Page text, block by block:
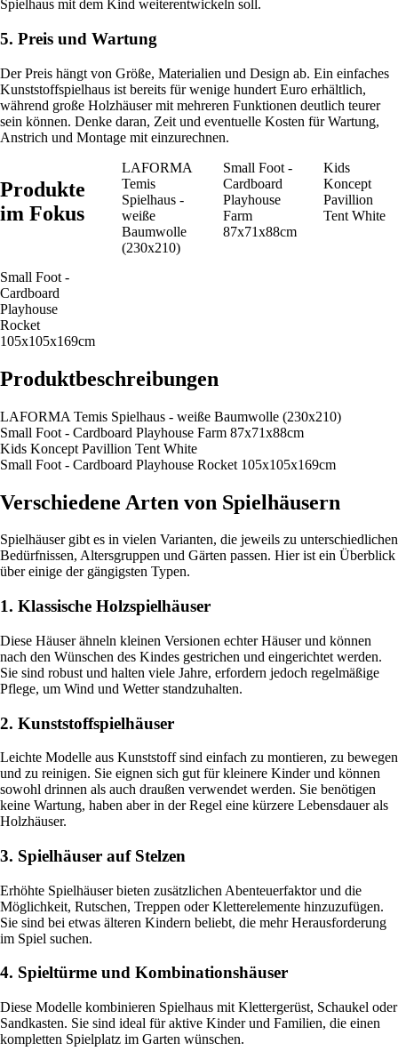
Spielhaus mit dem Kind weiterentwickeln soll.
5. Preis und Wartung
Der Preis hängt von Größe, Materialien und Design ab. Ein einfaches
Kunststoffspielhaus ist bereits für wenige hundert Euro erhältlich,
während große Holzhäuser mit mehreren Funktionen deutlich teurer
sein können. Denke daran, Zeit und eventuelle Kosten für Wartung,
Anstrich und Montage mit einzurechnen.
Produkte
im Fokus
LAFORMA
Temis
Spielhaus -
weiße
Baumwolle
(230x210)
Small Foot -
Cardboard
Playhouse
Farm
87x71x88cm
Kids
Koncept
Pavillion
Tent White
Small Foot -
Cardboard
Playhouse
Rocket
105x105x169cm
Produktbeschreibungen
LAFORMA Temis Spielhaus - weiße Baumwolle (230x210)
Small Foot - Cardboard Playhouse Farm 87x71x88cm
Kids Koncept Pavillion Tent White
Small Foot - Cardboard Playhouse Rocket 105x105x169cm
Verschiedene Arten von Spielhäusern
Spielhäuser gibt es in vielen Varianten, die jeweils zu unterschiedlichen
Bedürfnissen, Altersgruppen und Gärten passen. Hier ist ein Überblick
über einige der gängigsten Typen.
1. Klassische Holzspielhäuser
Diese Häuser ähneln kleinen Versionen echter Häuser und können
nach den Wünschen des Kindes gestrichen und eingerichtet werden.
Sie sind robust und halten viele Jahre, erfordern jedoch regelmäßige
Pflege, um Wind und Wetter standzuhalten.
2. Kunststoffspielhäuser
Leichte Modelle aus Kunststoff sind einfach zu montieren, zu bewegen
und zu reinigen. Sie eignen sich gut für kleinere Kinder und können
sowohl drinnen als auch draußen verwendet werden. Sie benötigen
keine Wartung, haben aber in der Regel eine kürzere Lebensdauer als
Holzhäuser.
3. Spielhäuser auf Stelzen
Erhöhte Spielhäuser bieten zusätzlichen Abenteuerfaktor und die
Möglichkeit, Rutschen, Treppen oder Kletterelemente hinzuzufügen.
Sie sind bei etwas älteren Kindern beliebt, die mehr Herausforderung
im Spiel suchen.
4. Spieltürme und Kombinationshäuser
Diese Modelle kombinieren Spielhaus mit Klettergerüst, Schaukel oder
Sandkasten. Sie sind ideal für aktive Kinder und Familien, die einen
kompletten Spielplatz im Garten wünschen.